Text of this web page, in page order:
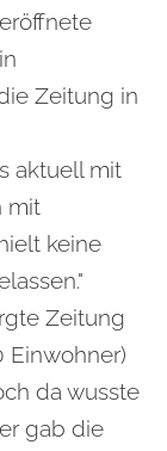
Zeitung in
aktuell mit
mit
keine
Zeitung
Einwohner)
da wusste
gab die